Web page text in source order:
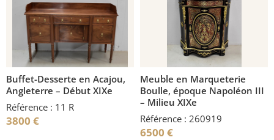
Buffet-Desserte en Acajou,
Angleterre – Début XIXe
Référence : 11 R
3800 €
Meuble en Marqueterie
Boulle, époque Napoléon III
– Milieu XIXe
Référence : 260919
6500 €